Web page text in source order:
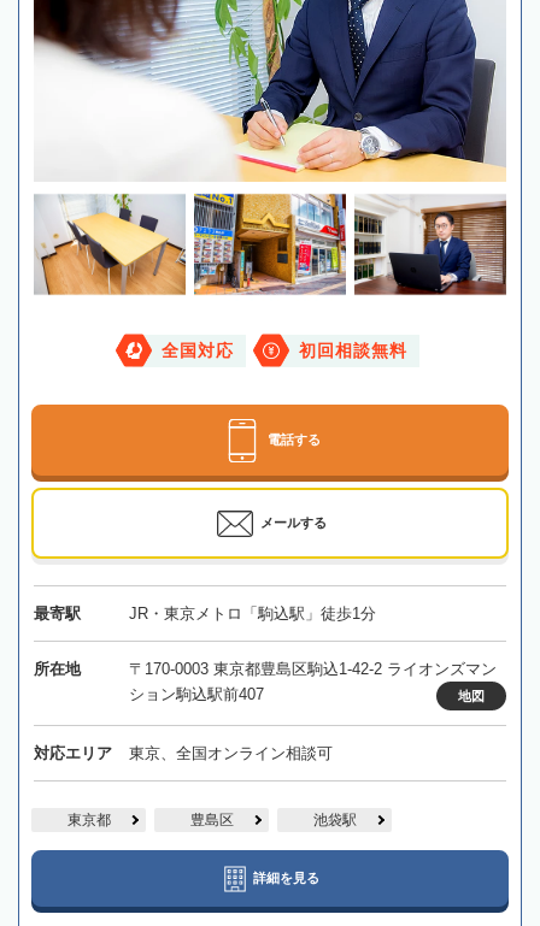
全国対応 初回相談無料
電話する
メールする
最寄駅 JR・東京メトロ「駒込駅」徒歩1分
所在地
〒170-0003 東京都豊島区駒込1-42-2 ライオンズマン
ション駒込駅前407
地図
対応エリア 東京、全国オンライン相談可
東京都 豊島区 池袋駅
詳細を見る